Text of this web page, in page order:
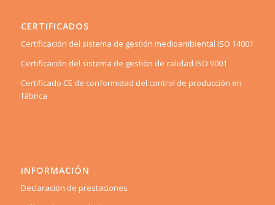
CERTIFICADOS
Certificación del sistema de gestión medioambiental ISO 14001
Certificación del sistema de gestión de calidad ISO 9001
Certificado CE de conformidad del control de producción en
fábrica
INFORMACIÓN
Declaración de prestaciones